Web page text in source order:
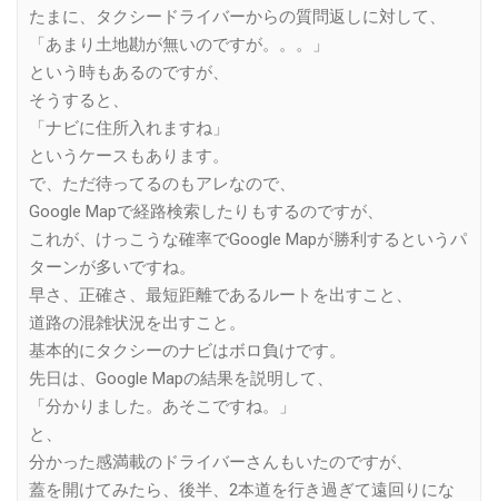
たまに、タクシードライバーからの質問返しに対して、
「あまり土地勘が無いのですが。。。」
という時もあるのですが、
そうすると、
「ナビに住所入れますね」
というケースもあります。
で、ただ待ってるのもアレなので、
Google Mapで経路検索したりもするのですが、
これが、けっこうな確率でGoogle Mapが勝利するというパ
ターンが多いですね。
早さ、正確さ、最短距離であるルートを出すこと、
道路の混雑状況を出すこと。
基本的にタクシーのナビはボロ負けです。
先日は、Google Mapの結果を説明して、
「分かりました。あそこですね。」
と、
分かった感満載のドライバーさんもいたのですが、
蓋を開けてみたら、後半、2本道を行き過ぎて遠回りにな